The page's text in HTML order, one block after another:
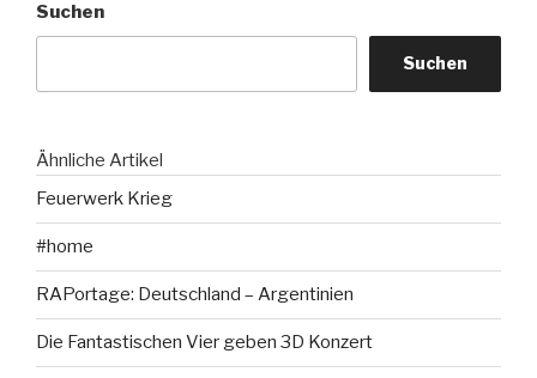
Suchen
Suchen
Ähnliche Artikel
Feuerwerk Krieg
#home
RAPortage: Deutschland – Argentinien
Die Fantastischen Vier geben 3D Konzert